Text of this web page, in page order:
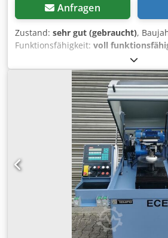
Anfragen
Zustand: sehr gut (gebraucht),
Funktionsfähigkeit: voll
Maschinen-/Fahrzeugnummer:
mm, Gesamtlänge:700 mm,
des Eingangsstroms:Drehstrom,
Schleifautomat Dcjdpfxewd N Dae
200 GA Baujahr 1984 Verschiedene
auswählbar Betriebsanleitung
oder 60 Zähne pro min